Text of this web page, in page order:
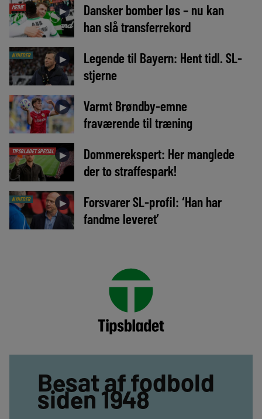
MEDIE ►
Dansker bomber løs – nu kan
han slå transferrekord
NYHEDER ►
Legende til Bayern: Hent tidl. SL-
stjerne
►
Varmt Brøndby-emne
fraværende til træning
TIPSBLADET SPECIAL ►
Dommerekspert: Her manglede
der to straffespark!
NYHEDER ►
Forsvarer SL-profil: ‘Han har
fandme leveret’
Besat af fodbold
siden 1948